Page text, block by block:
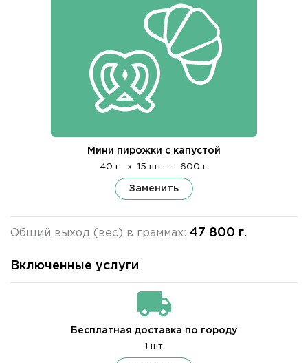
Мини пирожки с капустой
40 г. x 15 шт. = 600 г.
Заменить
Общий выход (вес) в граммах: 47 800 г.
Включенные услуги
Бесплатная доставка по городу
1 шт